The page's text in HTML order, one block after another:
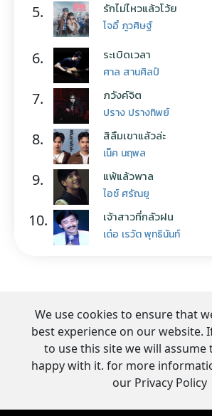
5. รักไม่ไหวแล้วโว้ย
โจอี้ ภูวศิษฐ์
6. ระเบิดเวลา
ศาล สานศิลป์
7. ภวังค์จิต
ปราง ปรางทิพย์
8. สิลืมเขาแล้วล่ะ
เน็ค นฤพล
9. แพ้แล้วพาล
ไอซ์ ศรัณยู
10. เจ้าสาวที่กลัวฝน
เต๋อ เรวัต พุทธินันท์
We use cookies to ensure that
best experience on our website.
to use this site we will assume
happy with it. for more
our Privacy Policy